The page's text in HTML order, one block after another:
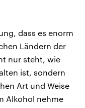
dass es enorm
Ländern der
nur steht, wie
ist, sondern
Art und Weise
Alkohol nehme